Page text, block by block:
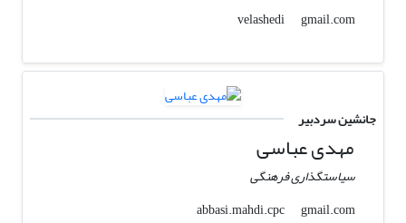
velashedi
gmail.com
جانشین سردبیر
مهدی عباسی
سیاستگذاری فرهنگی
abbasi.mahdi.cpc
gmail.com